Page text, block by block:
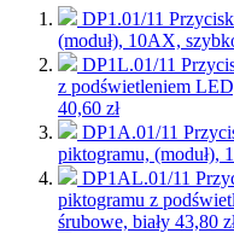
DP1.01/11
(moduł), 10AX,
DP1L.01/11
z podświetleniem
40,60 zł
DP1A.01/11
piktogramu, (moduł),
DP1AL.01/11
piktogramu z
śrubowe, biały 43,80